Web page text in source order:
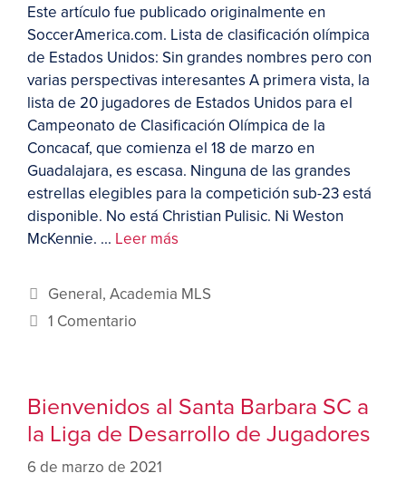
Este artículo fue publicado originalmente en
SoccerAmerica.com. Lista de clasificación olímpica
de Estados Unidos: Sin grandes nombres pero con
varias perspectivas interesantes A primera vista, la
lista de 20 jugadores de Estados Unidos para el
Campeonato de Clasificación Olímpica de la
Concacaf, que comienza el 18 de marzo en
Guadalajara, es escasa. Ninguna de las grandes
estrellas elegibles para la competición sub-23 está
disponible. No está Christian Pulisic. Ni Weston
McKennie. ... Leer más
General,Academia MLS
1 Comentario
Bienvenidos al Santa Barbara SC a
la Liga de Desarrollo de Jugadores
6 de marzo de 2021